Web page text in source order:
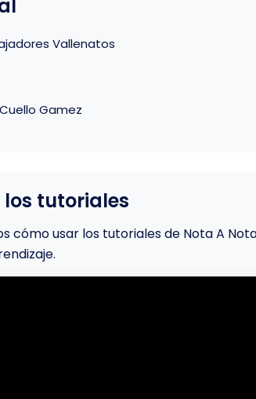
Vallenatos
Gamez
tutoriales
cómo usar los tutoriales de Nota A